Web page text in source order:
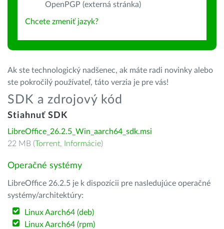
OpenPGP (externá stránka)
Chcete zmeniť jazyk?
Ak ste technologický nadšenec, ak máte radi novinky alebo
ste pokročilý používateľ, táto verzia je pre vás!
SDK a zdrojový kód
Stiahnuť SDK
LibreOffice_26.2.5_Win_aarch64_sdk.msi
22 MB (Torrent, Informácie)
Operačné systémy
LibreOffice 26.2.5 je k dispozícii pre nasledujúce operačné
systémy/architektúry:
Linux Aarch64 (deb)
Linux Aarch64 (rpm)